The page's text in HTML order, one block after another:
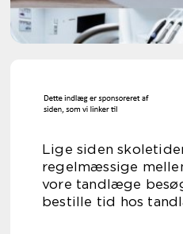
Lige siden
regelmæssige
vore tandlæge
bestille tid hos